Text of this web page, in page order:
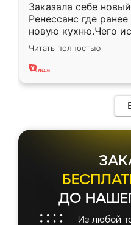
Заказала себе
Ренессанс где
новую кухню.Чего
вполне довольна.
два года, нареканий
Читать полностью
ДО
Из любой